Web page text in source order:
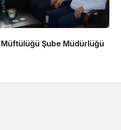
Şube Müdürlüğü